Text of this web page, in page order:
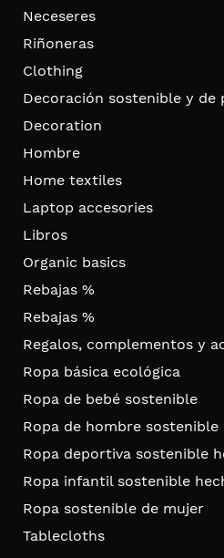
Neceseres
Riñoneras
Clothing
Decoración sostenible y de
Decoration
Hombre
Home textiles
Laptop accesories
Libros
Organic basics
Rebajas %
Rebajas %
Regalos, complementos y
Ropa básica ecológica
Ropa de bebé sostenible
Ropa de hombre sostenible
Ropa deportiva sostenible
Ropa infantil sostenible
Ropa sostenible de mujer
Tablecloths